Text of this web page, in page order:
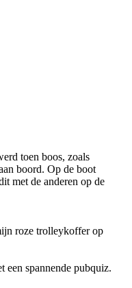
toen boos, zoals
boord. Op de boot
met de anderen op de
roze trolleykoffer op
een spannende pubquiz.